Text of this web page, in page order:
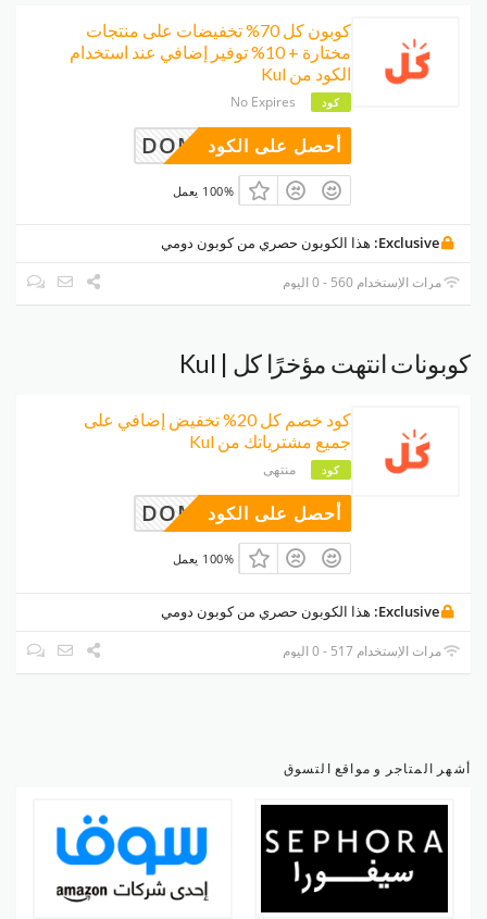
كوبون كل 70% تخفيضات على منتجات
مختارة + 10% توفير إضافي عند استخدام
الكود من Kul
كود No Expires
DOMI أحصل على الكود
100% يعمل
Exclusive: هذا الكوبون حصري من كوبون دومي
مرات الإستخدام 560 - 0 اليوم
كوبونات انتهت مؤخرًا كل | Kul
كود خصم كل 20% تخفيض إضافي على
جميع مشترياتك من Kul
كود منتهى
DOMI أحصل على الكود
100% يعمل
Exclusive: هذا الكوبون حصري من كوبون دومي
مرات الإستخدام 517 - 0 اليوم
أشهر المتاجر و مواقع التسوق